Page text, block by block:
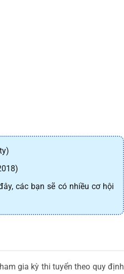
các bạn sẽ có nhiều cơ hội
gia kỳ thi tuyển theo quy định